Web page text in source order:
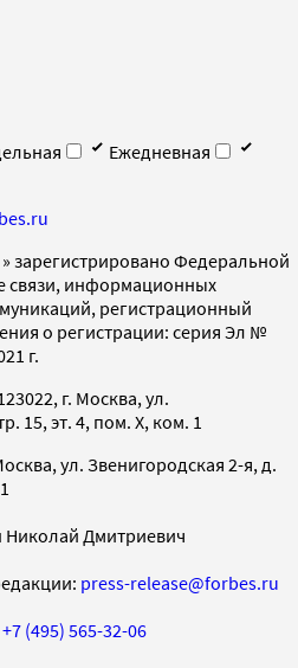
Ежедневная
» зарегистрировано Федеральной
связи, информационных
регистрационный
о регистрации: серия Эл №
г.
г. Москва, ул.
15, эт. 4, пом. X, ком. 1
ул. Звенигородская 2-я, д.
Николай Дмитриевич
press-release@forbes.ru
+7 (495) 565-32-06